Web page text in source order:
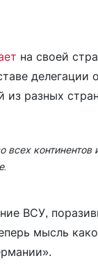
на своей
делегации
разных
континентов
ВСУ,
мысль